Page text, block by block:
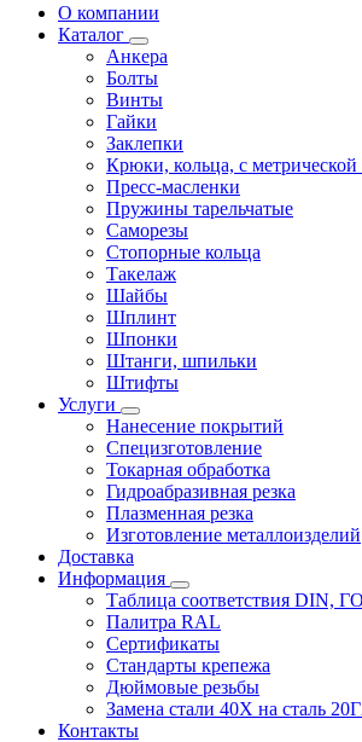
О компании
Каталог
Анкера
Болты
Винты
Гайки
Заклепки
Крюки, кольца, с метрической
Пресс-масленки
Пружины тарельчатые
Саморезы
Стопорные кольца
Такелаж
Шайбы
Шплинт
Шпонки
Штанги, шпильки
Штифты
Услуги
Нанесение покрытий
Специзготовление
Токарная обработка
Гидроабразивная резка
Плазменная резка
Изготовление металлоизделий
Доставка
Информация
Таблица соответствия DIN,
Палитра RAL
Сертификаты
Стандарты крепежа
Дюймовые резьбы
Замена стали 40Х на сталь
Контакты